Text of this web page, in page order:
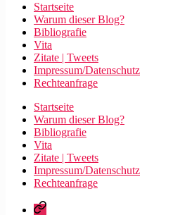
Startseite
Warum dieser Blog?
Bibliografie
Vita
Zitate | Tweets
Impressum/Datenschutz
Rechteanfrage
Startseite
Warum dieser Blog?
Bibliografie
Vita
Zitate | Tweets
Impressum/Datenschutz
Rechteanfrage
Startseite